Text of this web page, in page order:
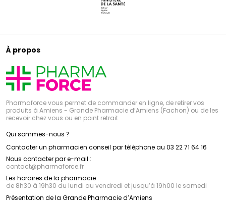
À propos
Pharmaforce vous permet de commander en ligne, de retirer vos
produits à Amiens - Grande Pharmacie d’Amiens (Fachon) ou de les
recevoir chez vous ou en point retrait
Qui sommes-nous ?
Contacter un pharmacien conseil par téléphone au 03 22 71 64 16
Nous contacter par e-mail :
contact@pharmaforce.fr
Les horaires de la pharmacie :
de 8h30 à 19h30 du lundi au vendredi et jusqu’à 19h00 le samedi
Présentation de la Grande Pharmacie d’Amiens